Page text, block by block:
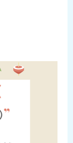
とうございま